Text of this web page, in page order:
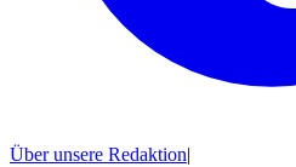
Über unsere Redaktion